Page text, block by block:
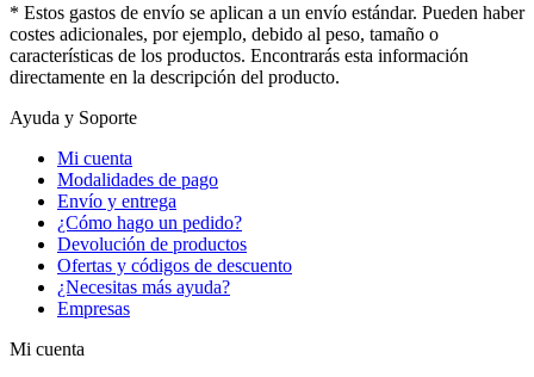
* Estos gastos de envío se aplican a un envío estándar. Pueden haber
costes adicionales, por ejemplo, debido al peso, tamaño o
características de los productos. Encontrarás esta información
directamente en la descripción del producto.
Ayuda y Soporte
Mi cuenta
Modalidades de pago
Envío y entrega
¿Cómo hago un pedido?
Devolución de productos
Ofertas y códigos de descuento
¿Necesitas más ayuda?
Empresas
Mi cuenta